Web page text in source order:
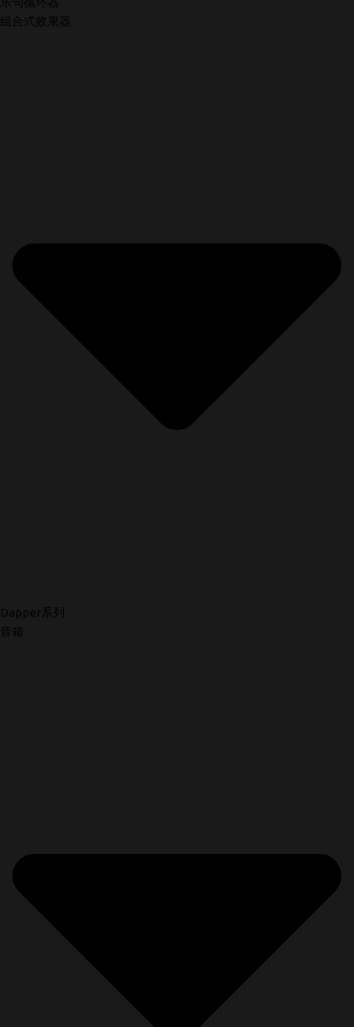
组合式效果器
Dapper系列
音箱